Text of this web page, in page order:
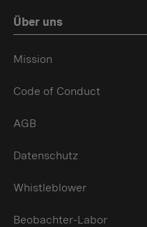
Über uns
Mission
Code of Conduct
AGB
Datenschutz
Whistleblower
Beobachter-Labor